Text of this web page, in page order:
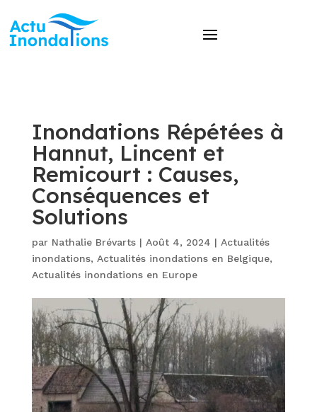
Inondations Répétées à
Hannut, Lincent et
Remicourt : Causes,
Conséquences et
Solutions
par Nathalie Brévarts| Août 4, 2024 | Actualités
inondations, Actualités inondations en Belgique,
Actualités inondations en Europe